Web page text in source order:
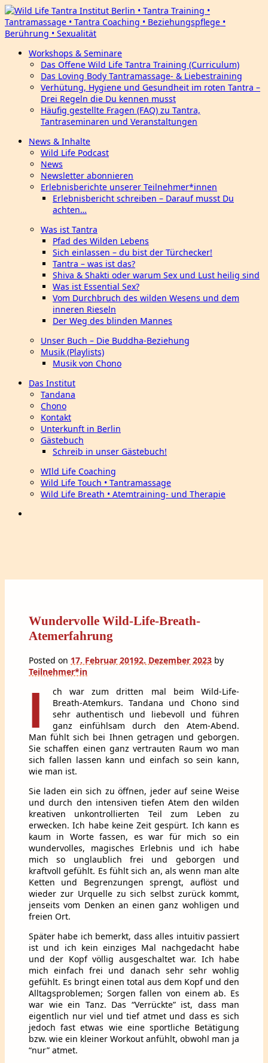
Workshops & Seminare
Das Offene Wild Life Tantra Training (Curriculum)
Das Loving Body Tantramassage- & Liebestraining
Verhütung, Hygiene und Gesundheit im roten Tantra –
Drei Regeln die Du kennen musst
Häufig gestellte Fragen (FAQ) zu Tantra,
Tantraseminaren und Veranstaltungen
News & Inhalte
Wild Life Podcast
News
Newsletter abonnieren
Erlebnisberichte unserer Teilnehmer*innen
Erlebnisbericht schreiben – Darauf musst Du
achten…
Was ist Tantra
Pfad des Wilden Lebens
Sich einlassen – du bist der Türchecker!
Tantra – was ist das?
Shiva & Shakti oder warum Sex und Lust heilig sind
Was ist Essential Sex?
Vom Durchbruch des wilden Wesens und dem
inneren Rieseln
Der Weg des blinden Mannes
Unser Buch – Die Buddha-Beziehung
Musik (Playlists)
Musik von Chono
Das Institut
Tandana
Chono
Kontakt
Unterkunft in Berlin
Gästebuch
Schreib in unser Gästebuch!
WIld Life Coaching
Wild Life Touch • Tantramassage
Wild Life Breath • Atemtraining- und Therapie
Wundervolle Wild-Life-Breath-
Atemerfahrung
Posted on 17. Februar 20192. Dezember 2023 by
Teilnehmer*in
I
ch war zum dritten mal beim Wild-Life-
Breath-Atemkurs. Tandana und Chono sind
sehr authentisch und liebevoll und führen
ganz einfühlsam durch den Atem-Abend.
Man fühlt sich bei Ihnen getragen und geborgen.
Sie schaffen einen ganz vertrauten Raum wo man
sich fallen lassen kann und einfach so sein kann,
wie man ist.
Sie laden ein sich zu öffnen, jeder auf seine Weise
und durch den intensiven tiefen Atem den wilden
kreativen unkontrollierten Teil zum Leben zu
erwecken. Ich habe keine Zeit gespürt. Ich kann es
kaum in Worte fassen, es war für mich so ein
wundervolles, magisches Erlebnis und ich habe
mich so unglaublich frei und geborgen und
kraftvoll gefühlt. Es fühlt sich an, als wenn man alte
Ketten und Begrenzungen sprengt, auflöst und
wieder zur Urquelle zu sich selbst zurück kommt,
jenseits vom Denken an einen ganz wohligen und
freien Ort.
Später habe ich bemerkt, dass alles intuitiv passiert
ist und ich kein einziges Mal nachgedacht habe
und der Kopf völlig ausgeschaltet war. Ich habe
mich einfach frei und danach sehr sehr wohlig
gefühlt. Es bringt einen total aus dem Kopf und den
Alltagsproblemen; Sorgen fallen von einem ab. Es
war wie ein Tanz. Das “Verrückte” ist, dass man
eigentlich nur viel und tief atmet und dass es sich
jedoch fast etwas wie eine sportliche Betätigung
bzw. wie ein kleiner Workout anfühlt, obwohl man ja
“nur” atmet.